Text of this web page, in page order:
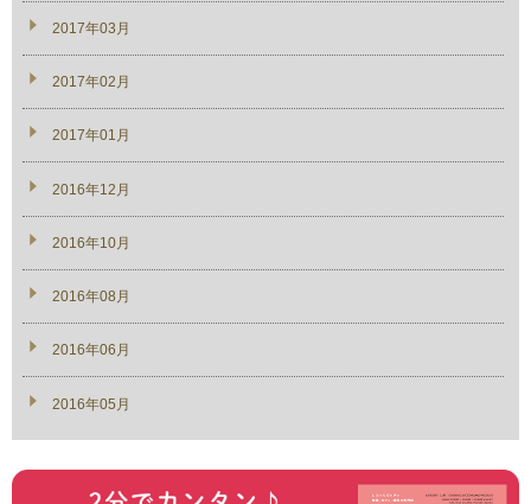
2017年03月
2017年02月
2017年01月
2016年12月
2016年10月
2016年08月
2016年06月
2016年05月